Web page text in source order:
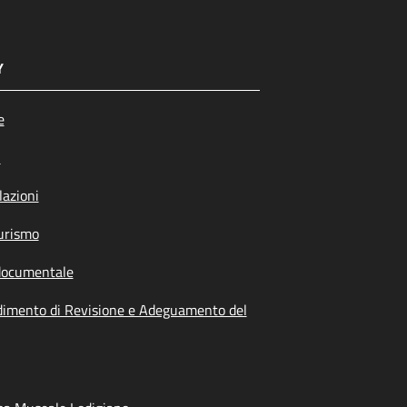
di Revisione e Adeguamento del